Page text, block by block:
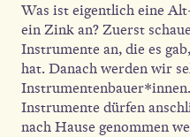
Was ist eigentlich eine
ein Zink an? Zuerst
Instrumente an, die es
hat. Danach werden wir
Instrumente dürfen
nach Hause genommen